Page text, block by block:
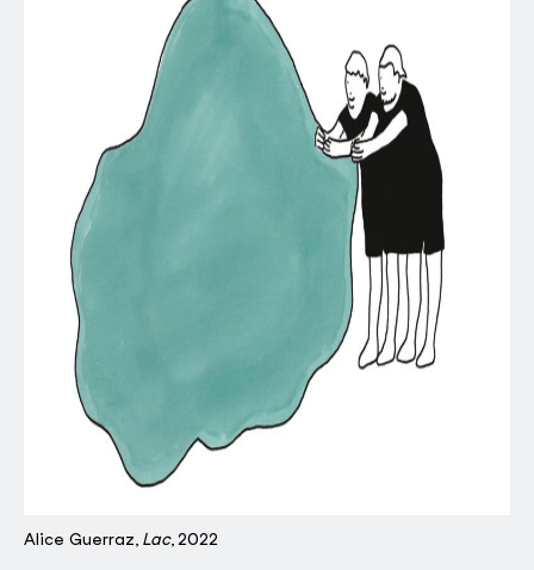
Alice Guerraz, Lac, 2022